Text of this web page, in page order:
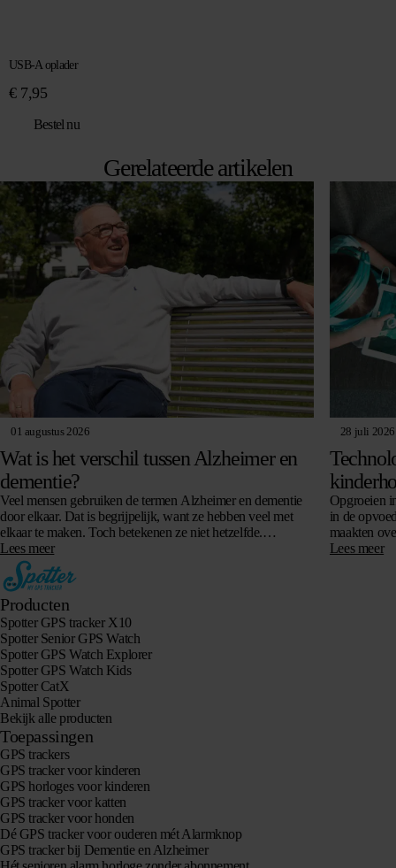
USB-A oplader
€7,95
Bestel nu
Gerelateerde artikelen
01 augustus 2026
Wat is het verschil tussen Alzheimer en
dementie?
Veel mensen gebruiken de termen Alzheimer en dementie
door elkaar. Dat is begrijpelijk, want ze hebben veel met
elkaar te maken. Toch betekenen ze niet hetzelfde.
Dementie is namelijk een…
Lees meer
28 juli 2026
Opgroeien
in de
maakten
technologie
Lees meer
Producten
Spotter GPS tracker X10
Spotter Senior GPS Watch
Spotter GPS Watch Explorer
Spotter GPS Watch Kids
Spotter CatX
Animal Spotter
Bekijk alle producten
Toepassingen
GPS trackers
GPS tracker voor kinderen
GPS horloges voor kinderen
GPS tracker voor katten
GPS tracker voor honden
Dé GPS tracker voor ouderen mét Alarmknop
GPS tracker bij Dementie en Alzheimer